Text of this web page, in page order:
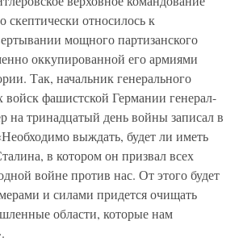
скептически относилось к
мощного партизанского
оккупированной его армиями
Так, начальник генерального
войск фашистской Германии генерал-
на тринадцатый день войны записал в
выждать, будет ли иметь
в котором он призвал всех
войне против нас. От этого будет
и силами придется очищать
области, которые нам